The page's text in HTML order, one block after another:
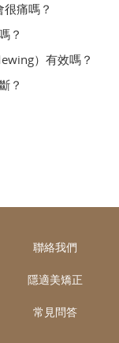
痛嗎？
？
）有效嗎？
？
聯絡我們
隱適美矯正
常見問答